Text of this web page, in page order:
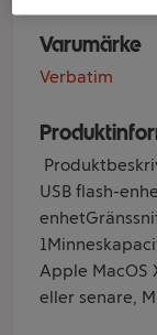
Varumärke
Verbatim
USB flash-
Apple MacOS
eller senare,